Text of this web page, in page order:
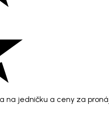
na jedničku a ceny za